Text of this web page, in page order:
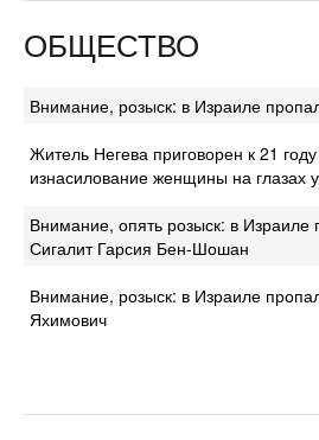
ОБЩЕСТВО
Внимание, розыск: в Израиле
Житель Негева приговорен к 21
изнасилование женщины на глазах
Внимание, опять розыск: в Израиле
Сигалит Гарсия Бен-Шошан
Внимание, розыск: в Израиле
Яхимович